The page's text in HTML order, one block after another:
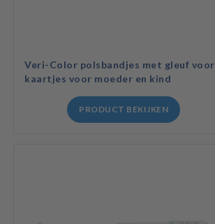
Veri-Color polsbandjes met gleuf voor
kaartjes voor moeder en kind
PRODUCT BEKIJKEN